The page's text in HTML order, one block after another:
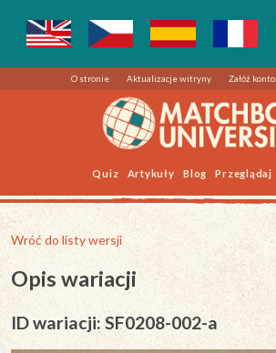
O stronie Aktualizacje witryny Załóż konto
Quiz Artykuły Blog Przeglądaj
Wróć do listy wersji
Opis wariacji
ID wariacji: SF0208-002-a